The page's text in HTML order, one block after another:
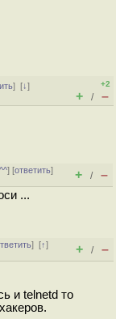
][↓]
+2
+ / –
] [ответить]
+ / –
...
][↑]
+ / –
и telnetd то